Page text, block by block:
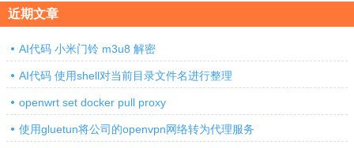
近期文章
AI代码 小米门铃 m3u8 解密
AI代码 使用shell对当前目录文件名进行整理
openwrt set docker pull proxy
使用gluetun将公司的openvpn网络转为代理服务